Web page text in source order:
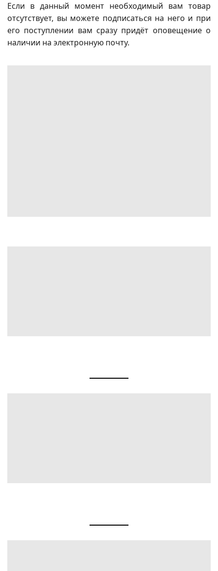
Если в данный момент необходимый вам товар
отсутствует, вы можете подписаться на него и при
его поступлении вам сразу придёт оповещение о
наличии на электронную почту.